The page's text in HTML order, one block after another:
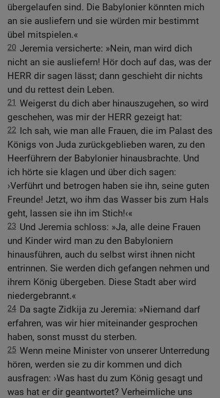
übergelaufen sind. Die Babylonier könnten mich
an sie ausliefern und sie würden mir bestimmt
übel mitspielen.«
20 Jeremia versicherte: »Nein, man wird dich
nicht an sie ausliefern! Hör doch auf das, was der
HERR dir sagen lässt; dann geschieht dir nichts
und du rettest dein Leben.
21 Weigerst du dich aber hinauszugehen, so wird
geschehen, was mir der HERR gezeigt hat:
22 Ich sah, wie man alle Frauen, die im Palast des
Königs von Juda zurückgeblieben waren, zu den
Heerführern der Babylonier hinausbrachte. Und
ich hörte sie klagen und über dich sagen:
›Verführt und betrogen haben sie ihn, seine guten
Freunde! Jetzt, wo ihm das Wasser bis zum Hals
geht, lassen sie ihn im Stich!‹«
23 Und Jeremia schloss: »Ja, alle deine Frauen
und Kinder wird man zu den Babyloniern
hinausführen, auch du selbst wirst ihnen nicht
entrinnen. Sie werden dich gefangen nehmen und
ihrem König übergeben. Diese Stadt aber wird
niedergebrannt.«
24 Da sagte Zidkija zu Jeremia: »Niemand darf
erfahren, was wir hier miteinander gesprochen
haben, sonst musst du sterben.
25 Wenn meine Minister von unserer Unterredung
hören, werden sie zu dir kommen und dich
ausfragen: ›Was hast du zum König gesagt und
was hat er dir geantwortet? Verheimliche uns